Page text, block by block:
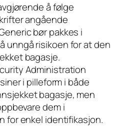
å følge
angående
bør pakkes i
unngå risikoen for at den
bagasje.
Administration
i pilleform i både
bagasje, men
dem i
for enkel identifikasjon.